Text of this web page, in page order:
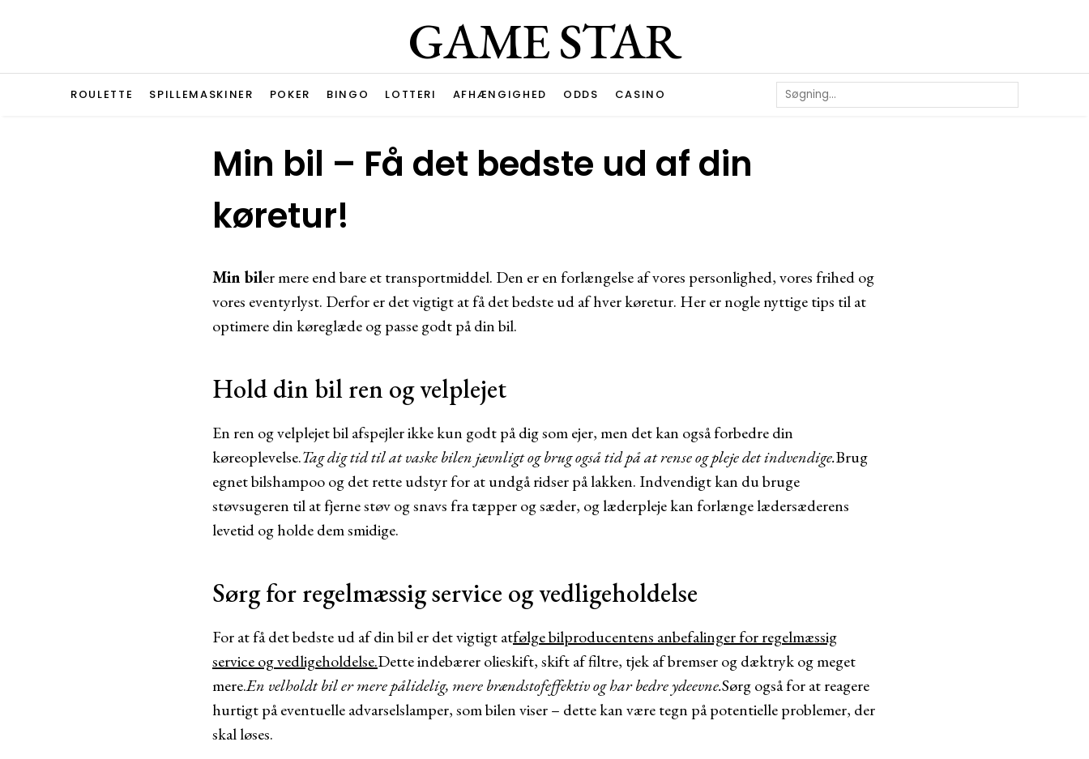
GAME STAR
ROULETTE SPILLEMASKINER POKER BINGO LOTTERI AFHÆNGIGHED ODDS CASINO
Min bil – Få det bedste ud af din
køretur!
Min biler mere end bare et transportmiddel. Den er en forlængelse af vores personlighed, vores frihed og
vores eventyrlyst. Derfor er det vigtigt at få det bedste ud af hver køretur. Her er nogle nyttige tips til at
optimere din køreglæde og passe godt på din bil.
Hold din bil ren og velplejet
En ren og velplejet bil afspejler ikke kun godt på dig som ejer, men det kan også forbedre din
køreoplevelse.Tag dig tid til at vaske bilen jævnligt og brug også tid på at rense og pleje det indvendige.Brug
egnet bilshampoo og det rette udstyr for at undgå ridser på lakken. Indvendigt kan du bruge
støvsugeren til at fjerne støv og snavs fra tæpper og sæder, og læderpleje kan forlænge lædersæderens
levetid og holde dem smidige.
Sørg for regelmæssig service og vedligeholdelse
For at få det bedste ud af din bil er det vigtigt atfølge bilproducentens anbefalinger for regelmæssig
service og vedligeholdelse.Dette indebærer olieskift, skift af filtre, tjek af bremser og dæktryk og meget
mere.En velholdt bil er mere pålidelig, mere brændstofeffektiv og har bedre ydeevne.Sørg også for at reagere
hurtigt på eventuelle advarselslamper, som bilen viser – dette kan være tegn på potentielle problemer, der
skal løses.